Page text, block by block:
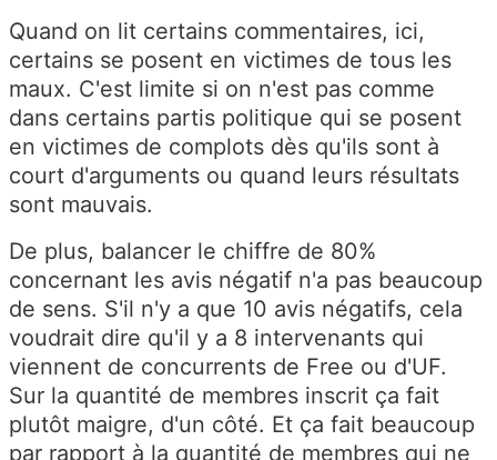
Quand on lit certains commentaires, ici,
certains se posent en victimes de tous les
maux. C'est limite si on n'est pas comme
dans certains partis politique qui se posent
en victimes de complots dès qu'ils sont à
court d'arguments ou quand leurs résultats
sont mauvais.
De plus, balancer le chiffre de 80%
concernant les avis négatif n'a pas beaucoup
de sens. S'il n'y a que 10 avis négatifs, cela
voudrait dire qu'il y a 8 intervenants qui
viennent de concurrents de Free ou d'UF.
Sur la quantité de membres inscrit ça fait
plutôt maigre, d'un côté. Et ça fait beaucoup
par rapport à la quantité de membres qui ne